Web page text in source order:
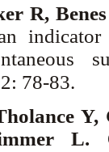
R,
78-83.
Y,
L.